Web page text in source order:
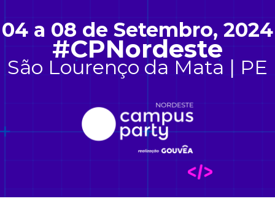
04 a 08 de Setembro, 2024
#CPNordeste
São Lourenço da Mata | PE